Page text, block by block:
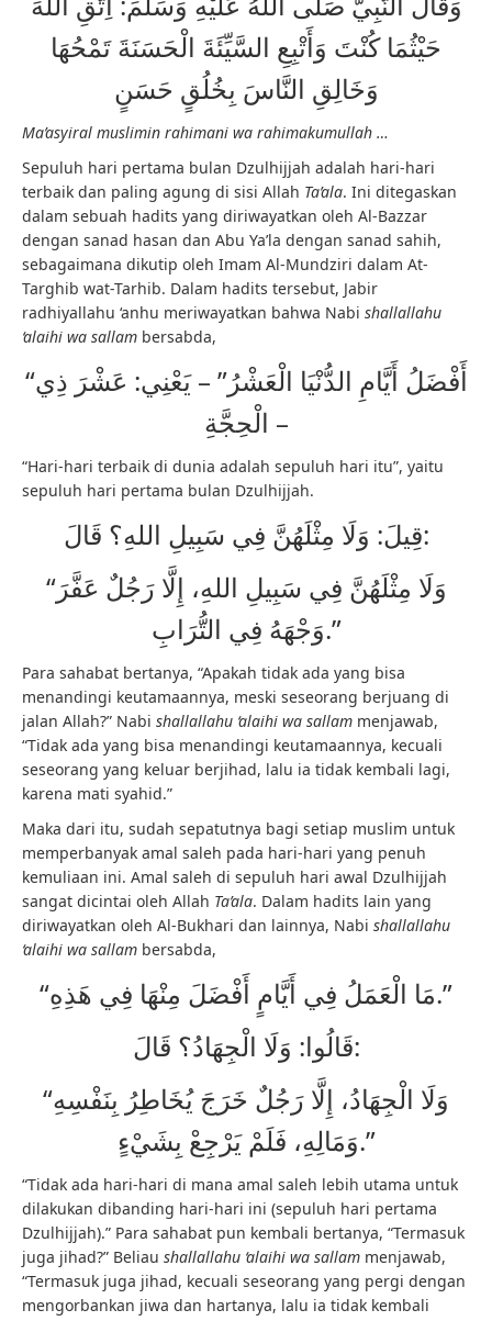
حَيْثُمَا كُنْتَ وَأَتْبِعِ السَّيِّئَةَ الْحَسَنَةَ تَمْحُهَا
وَخَالِقِ النَّاسَ بِخُلُقٍ حَسَنٍ
Ma’asyiral muslimin rahimani wa rahimakumullah …
Sepuluh hari pertama bulan Dzulhijjah adalah hari-hari
terbaik dan paling agung di sisi Allah Ta’ala. Ini ditegaskan
dalam sebuah hadits yang diriwayatkan oleh Al-Bazzar
dengan sanad hasan dan Abu Ya’la dengan sanad sahih,
sebagaimana dikutip oleh Imam Al-Mundziri dalam At-
Targhib wat-Tarhib. Dalam hadits tersebut, Jabir
radhiyallahu ‘anhu meriwayatkan bahwa Nabi shallallahu
‘alaihi wa sallam bersabda,
“أَفْضَلُ أَيَّامِ الدُّنْيَا الْعَشْرُ” – يَعْنِي: عَشْرَ ذِي
الْحِجَّةِ –
“Hari-hari terbaik di dunia adalah sepuluh hari itu”, yaitu
sepuluh hari pertama bulan Dzulhijjah.
قِيلَ: وَلَا مِثْلَهُنَّ فِي سَبِيلِ اللهِ؟ قَالَ:
“وَلَا مِثْلَهُنَّ فِي سَبِيلِ اللهِ، إِلَّا رَجُلٌ عَفَّرَ
وَجْهَهُ فِي التُّرَابِ.”
Para sahabat bertanya, “Apakah tidak ada yang bisa
menandingi keutamaannya, meski seseorang berjuang di
jalan Allah?” Nabi shallallahu ‘alaihi wa sallam menjawab,
“Tidak ada yang bisa menandingi keutamaannya, kecuali
seseorang yang keluar berjihad, lalu ia tidak kembali lagi,
karena mati syahid.”
Maka dari itu, sudah sepatutnya bagi setiap muslim untuk
memperbanyak amal saleh pada hari-hari yang penuh
kemuliaan ini. Amal saleh di sepuluh hari awal Dzulhijjah
sangat dicintai oleh Allah Ta’ala. Dalam hadits lain yang
diriwayatkan oleh Al-Bukhari dan lainnya, Nabi shallallahu
‘alaihi wa sallam bersabda,
“مَا الْعَمَلُ فِي أَيَّامٍ أَفْضَلَ مِنْهَا فِي هَذِهِ.”
قَالُوا: وَلَا الْجِهَادُ؟ قَالَ:
“وَلَا الْجِهَادُ، إِلَّا رَجُلٌ خَرَجَ يُخَاطِرُ بِنَفْسِهِ
وَمَالِهِ، فَلَمْ يَرْجِعْ بِشَيْءٍ.”
“Tidak ada hari-hari di mana amal saleh lebih utama untuk
dilakukan dibanding hari-hari ini (sepuluh hari pertama
Dzulhijjah).” Para sahabat pun kembali bertanya, “Termasuk
juga jihad?” Beliau shallallahu ‘alaihi wa sallam menjawab,
“Termasuk juga jihad, kecuali seseorang yang pergi dengan
mengorbankan jiwa dan hartanya, lalu ia tidak kembali